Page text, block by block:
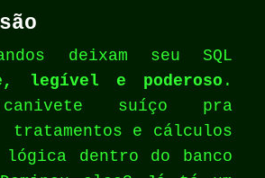
deixam seu SQL
legível e poderoso .
suíço pra
e cálculos
lógica dentro do banco